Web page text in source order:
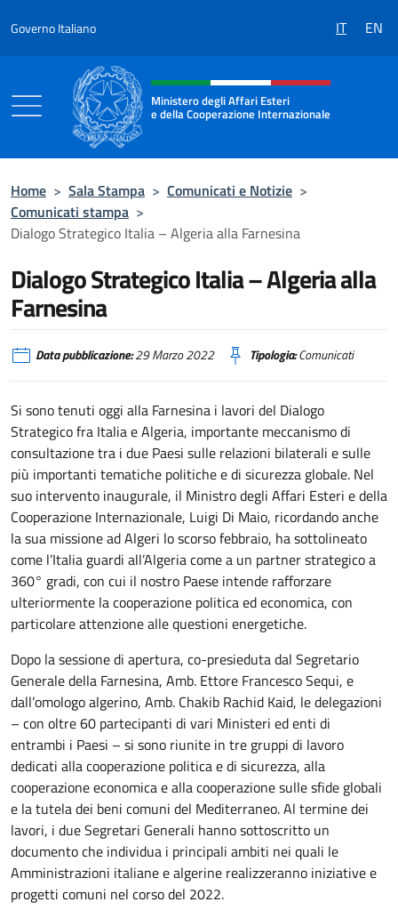
Governo Italiano IT EN
Intestazione sito, social e menù
Ministero degli Affari Esteri
e della Cooperazione Internazionale
Home > Sala Stampa > Comunicati e Notizie >
Comunicati stampa >
Dialogo Strategico Italia – Algeria alla Farnesina
Dialogo Strategico Italia – Algeria alla
Farnesina
Data pubblicazione:29 Marzo 2022 Tipologia:Comunicati
Si sono tenuti oggi alla Farnesina i lavori del Dialogo
Strategico fra Italia e Algeria, importante meccanismo di
consultazione tra i due Paesi sulle relazioni bilaterali e sulle
più importanti tematiche politiche e di sicurezza globale. Nel
suo intervento inaugurale, il Ministro degli Affari Esteri e della
Cooperazione Internazionale, Luigi Di Maio, ricordando anche
la sua missione ad Algeri lo scorso febbraio, ha sottolineato
come l’Italia guardi all’Algeria come a un partner strategico a
360° gradi, con cui il nostro Paese intende rafforzare
ulteriormente la cooperazione politica ed economica, con
particolare attenzione alle questioni energetiche.
Dopo la sessione di apertura, co-presieduta dal Segretario
Generale della Farnesina, Amb. Ettore Francesco Sequi, e
dall’omologo algerino, Amb. Chakib Rachid Kaid, le delegazioni
– con oltre 60 partecipanti di vari Ministeri ed enti di
entrambi i Paesi – si sono riunite in tre gruppi di lavoro
dedicati alla cooperazione politica e di sicurezza, alla
cooperazione economica e alla cooperazione sulle sfide globali
e la tutela dei beni comuni del Mediterraneo. Al termine dei
lavori, i due Segretari Generali hanno sottoscritto un
documento che individua i principali ambiti nei quali le
Amministrazioni italiane e algerine realizzeranno iniziative e
progetti comuni nel corso del 2022.